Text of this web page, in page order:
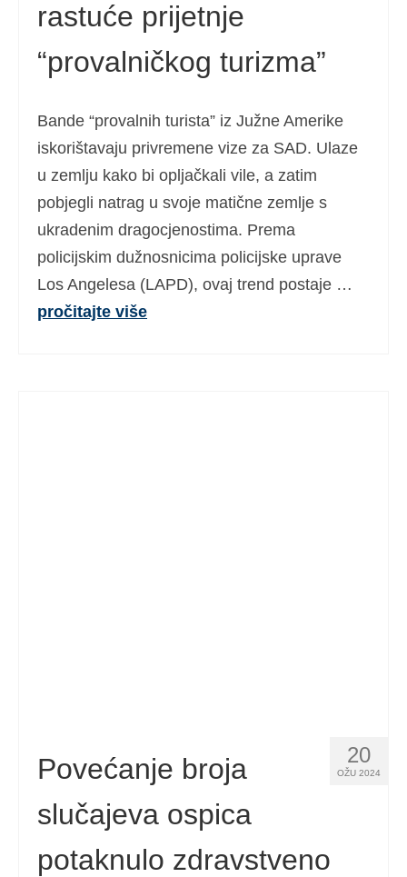
rastuće prijetnje
“provalničkog turizma”
Bande “provalnih turista” iz Južne Amerike
iskorištavaju privremene vize za SAD. Ulaze
u zemlju kako bi opljačkali vile, a zatim
pobjegli natrag u svoje matične zemlje s
ukradenim dragocjenostima. Prema
policijskim dužnosnicima policijske uprave
Los Angelesa (LAPD), ovaj trend postaje …
pročitajte više
20
OŽU 2024
Povećanje broja
slučajeva ospica
potaknulo zdravstveno